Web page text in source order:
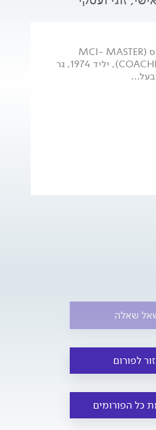
שמי יובל פייס (MCI- MASTER
COACHING ISRAEL), יליד 1974, גר
שאלה
לפורום
כל הפורומים